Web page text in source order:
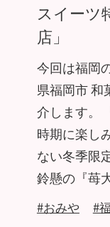
スイーツ
店」
今回は福岡
県福岡市 和
介します。
時期に楽し
ない冬季限
鈴懸の『苺
#おみや #